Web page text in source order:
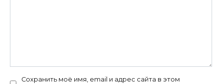
Сохранить моё имя, email и адрес сайта в этом